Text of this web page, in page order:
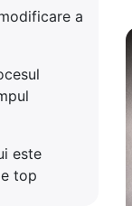
a
este
top